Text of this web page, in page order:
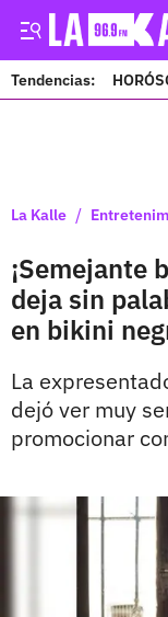
Tendencias:
La Kalle /
¡Semejante
deja sin
en bikini
La
dejó ver muy
promocionar